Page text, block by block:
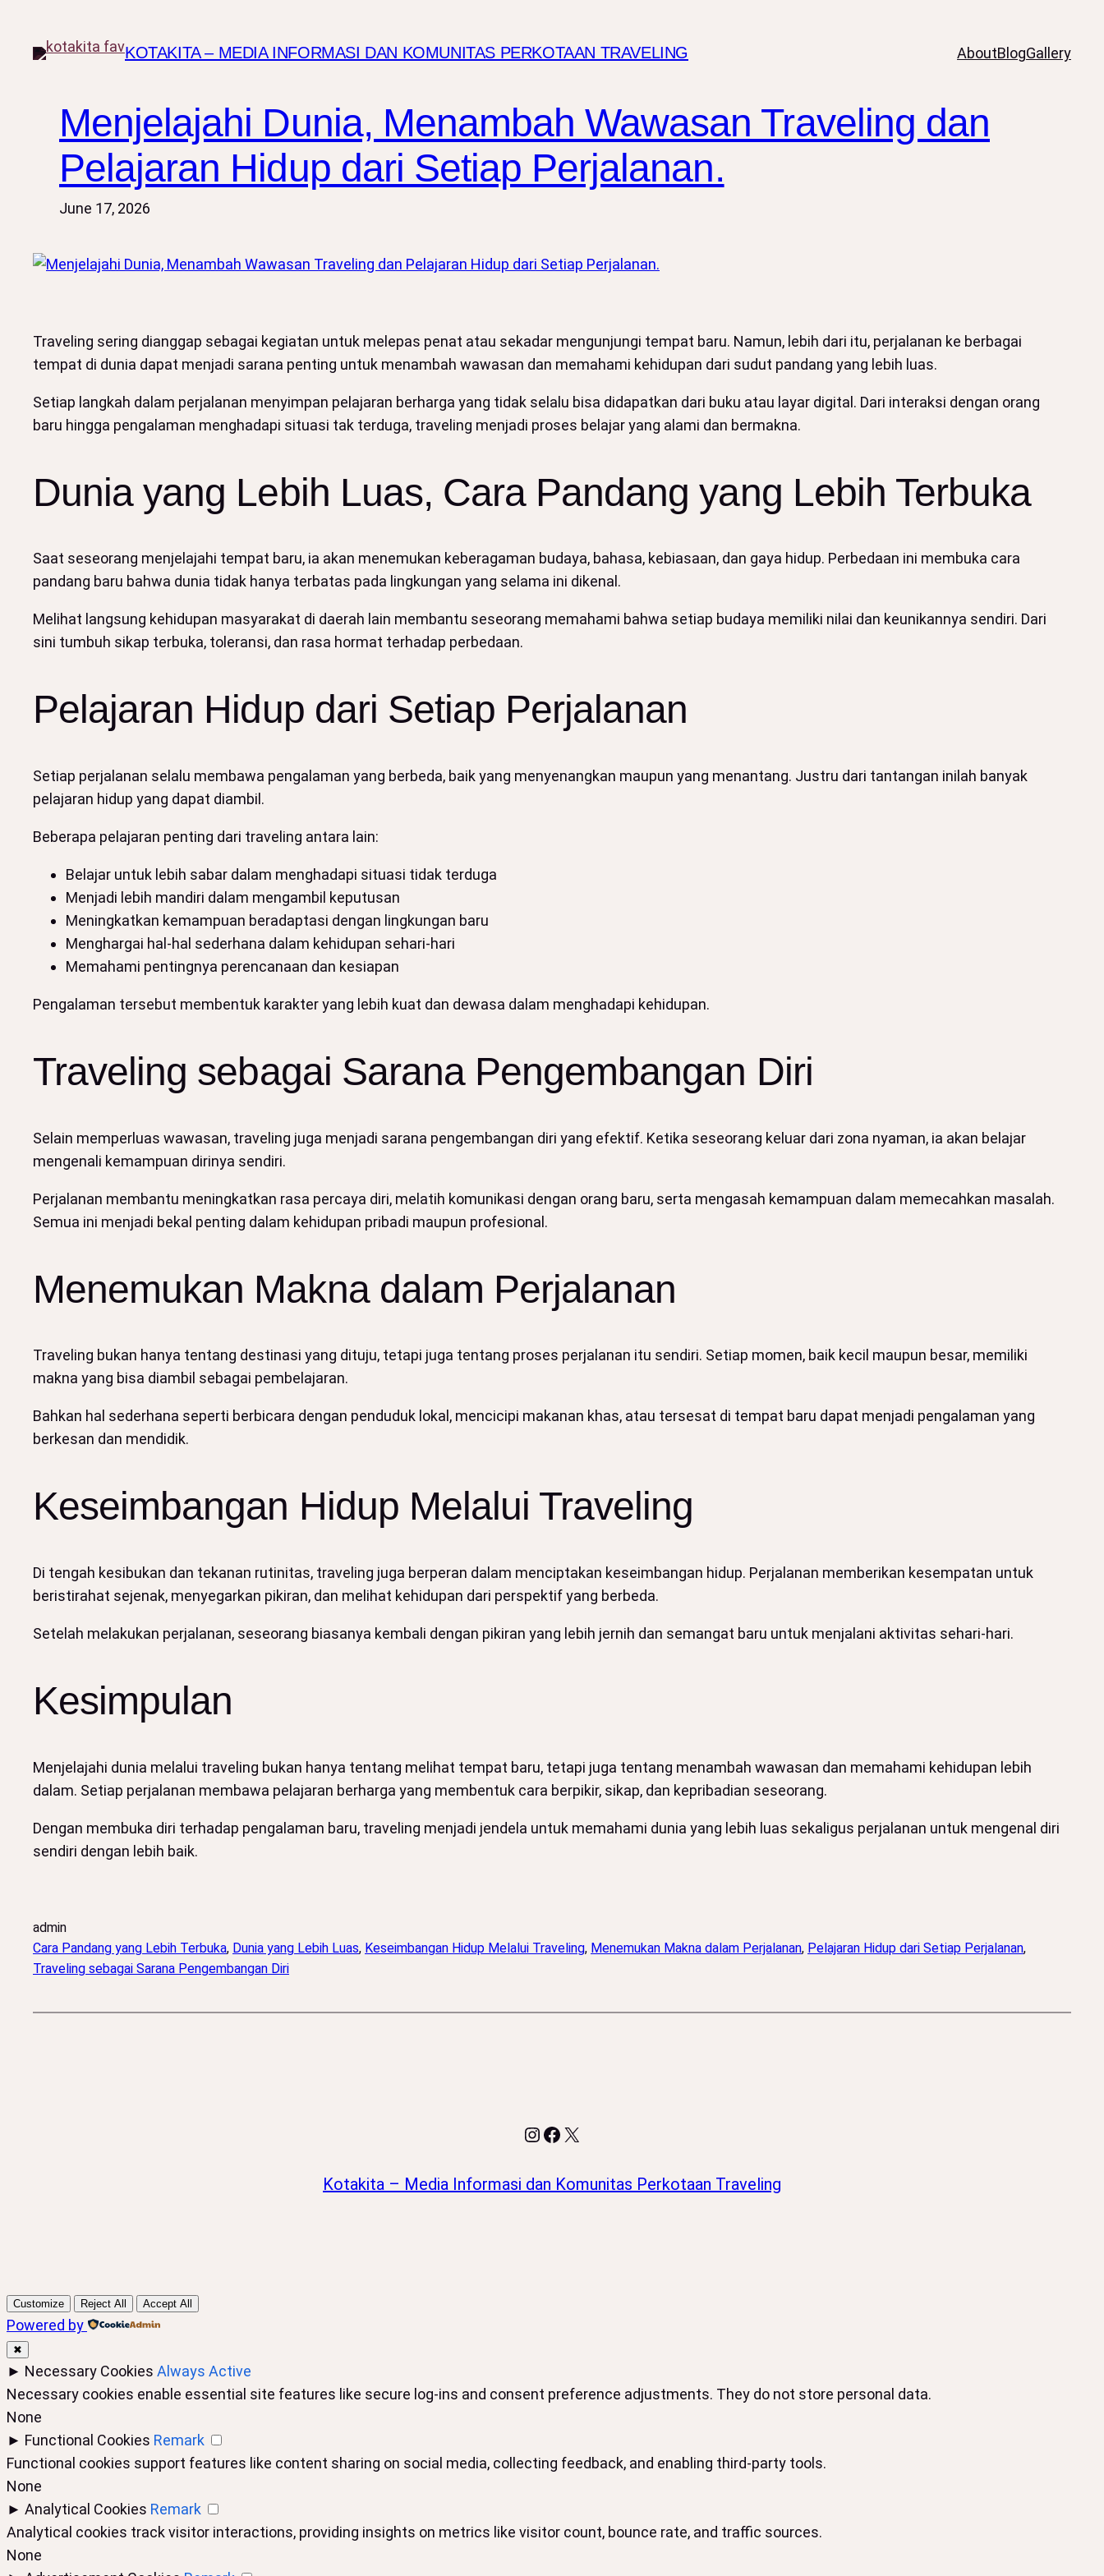
content
KOTAKITA – MEDIA INFORMASI DAN KOMUNITAS PERKOTAAN TRAVELING AboutBlogGallery
Menjelajahi Dunia, Menambah Wawasan Traveling dan
Pelajaran Hidup dari Setiap Perjalanan.
June 17, 2026
Traveling sering dianggap sebagai kegiatan untuk melepas penat atau sekadar mengunjungi tempat baru. Namun, lebih dari itu, perjalanan ke berbagai
tempat di dunia dapat menjadi sarana penting untuk menambah wawasan dan memahami kehidupan dari sudut pandang yang lebih luas.
Setiap langkah dalam perjalanan menyimpan pelajaran berharga yang tidak selalu bisa didapatkan dari buku atau layar digital. Dari interaksi dengan orang
baru hingga pengalaman menghadapi situasi tak terduga, traveling menjadi proses belajar yang alami dan bermakna.
Dunia yang Lebih Luas, Cara Pandang yang Lebih Terbuka
Saat seseorang menjelajahi tempat baru, ia akan menemukan keberagaman budaya, bahasa, kebiasaan, dan gaya hidup. Perbedaan ini membuka cara
pandang baru bahwa dunia tidak hanya terbatas pada lingkungan yang selama ini dikenal.
Melihat langsung kehidupan masyarakat di daerah lain membantu seseorang memahami bahwa setiap budaya memiliki nilai dan keunikannya sendiri. Dari
sini tumbuh sikap terbuka, toleransi, dan rasa hormat terhadap perbedaan.
Pelajaran Hidup dari Setiap Perjalanan
Setiap perjalanan selalu membawa pengalaman yang berbeda, baik yang menyenangkan maupun yang menantang. Justru dari tantangan inilah banyak
pelajaran hidup yang dapat diambil.
Beberapa pelajaran penting dari traveling antara lain:
Belajar untuk lebih sabar dalam menghadapi situasi tidak terduga
Menjadi lebih mandiri dalam mengambil keputusan
Meningkatkan kemampuan beradaptasi dengan lingkungan baru
Menghargai hal-hal sederhana dalam kehidupan sehari-hari
Memahami pentingnya perencanaan dan kesiapan
Pengalaman tersebut membentuk karakter yang lebih kuat dan dewasa dalam menghadapi kehidupan.
Traveling sebagai Sarana Pengembangan Diri
Selain memperluas wawasan, traveling juga menjadi sarana pengembangan diri yang efektif. Ketika seseorang keluar dari zona nyaman, ia akan belajar
mengenali kemampuan dirinya sendiri.
Perjalanan membantu meningkatkan rasa percaya diri, melatih komunikasi dengan orang baru, serta mengasah kemampuan dalam memecahkan masalah.
Semua ini menjadi bekal penting dalam kehidupan pribadi maupun profesional.
Menemukan Makna dalam Perjalanan
Traveling bukan hanya tentang destinasi yang dituju, tetapi juga tentang proses perjalanan itu sendiri. Setiap momen, baik kecil maupun besar, memiliki
makna yang bisa diambil sebagai pembelajaran.
Bahkan hal sederhana seperti berbicara dengan penduduk lokal, mencicipi makanan khas, atau tersesat di tempat baru dapat menjadi pengalaman yang
berkesan dan mendidik.
Keseimbangan Hidup Melalui Traveling
Di tengah kesibukan dan tekanan rutinitas, traveling juga berperan dalam menciptakan keseimbangan hidup. Perjalanan memberikan kesempatan untuk
beristirahat sejenak, menyegarkan pikiran, dan melihat kehidupan dari perspektif yang berbeda.
Setelah melakukan perjalanan, seseorang biasanya kembali dengan pikiran yang lebih jernih dan semangat baru untuk menjalani aktivitas sehari-hari.
Kesimpulan
Menjelajahi dunia melalui traveling bukan hanya tentang melihat tempat baru, tetapi juga tentang menambah wawasan dan memahami kehidupan lebih
dalam. Setiap perjalanan membawa pelajaran berharga yang membentuk cara berpikir, sikap, dan kepribadian seseorang.
Dengan membuka diri terhadap pengalaman baru, traveling menjadi jendela untuk memahami dunia yang lebih luas sekaligus perjalanan untuk mengenal diri
sendiri dengan lebih baik.
admin
Cara Pandang yang Lebih Terbuka, Dunia yang Lebih Luas, Keseimbangan Hidup Melalui Traveling, Menemukan Makna dalam Perjalanan, Pelajaran Hidup dari Setiap Perjalanan
Traveling sebagai Sarana Pengembangan Diri
Instagram
Facebook
X
Kotakita – Media Informasi dan Komunitas Perkotaan Traveling
Customize Reject All Accept All
Powered by
✖
► Necessary Cookies Always Active
Necessary cookies enable essential site features like secure log-ins and consent preference adjustments. They do not store personal data.
None
► Functional Cookies Remark
Functional cookies support features like content sharing on social media, collecting feedback, and enabling third-party tools.
None
► Analytical Cookies Remark
Analytical cookies track visitor interactions, providing insights on metrics like visitor count, bounce rate, and traffic sources.
None